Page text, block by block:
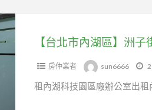
房仲業者 sun6666
租內湖科技園區廠辦公室出